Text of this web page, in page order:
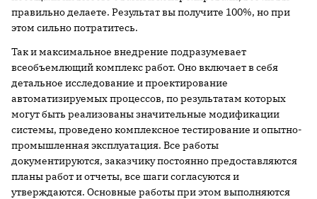
правильно делаете. Результат вы получите 100%, но при
этом сильно потратитесь.
Так и максимальное внедрение подразумевает
всеобъемлющий комплекс работ. Оно включает в себя
детальное исследование и проектирование
автоматизируемых процессов, по результатам которых
могут быть реализованы значительные модификации
системы, проведено комплексное тестирование и опытно-
промышленная эксплуатация. Все работы
документируются, заказчику постоянно предоставляются
планы работ и отчеты, все шаги согласуются и
утверждаются. Основные работы при этом выполняются